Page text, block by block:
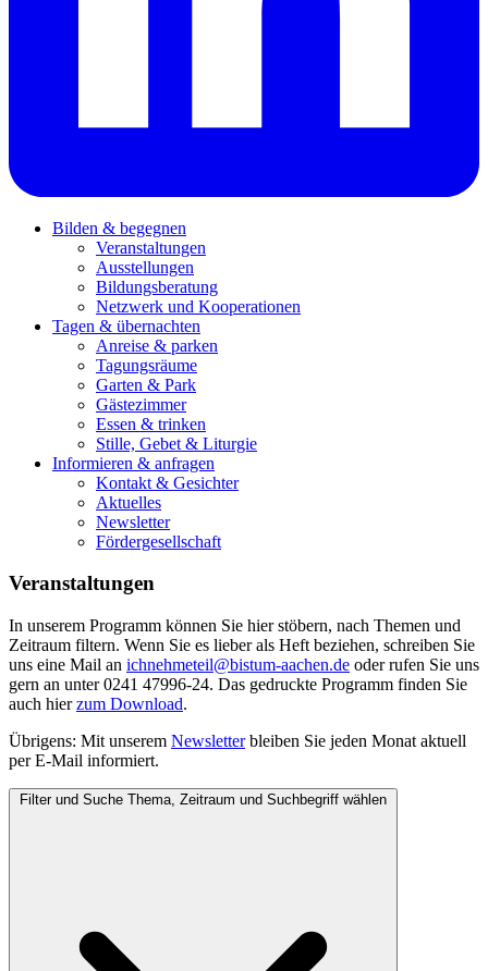
Bilden & begegnen
Veranstaltungen
Ausstellungen
Bildungsberatung
Netzwerk und Kooperationen
Tagen & übernachten
Anreise & parken
Tagungsräume
Garten & Park
Gästezimmer
Essen & trinken
Stille, Gebet & Liturgie
Informieren & anfragen
Kontakt & Gesichter
Aktuelles
Newsletter
Fördergesellschaft
Veranstaltungen
In unserem Programm können Sie hier stöbern, nach Themen und
Zeitraum filtern. Wenn Sie es lieber als Heft beziehen, schreiben Sie
uns eine Mail an ichnehmeteil@bistum-aachen.de oder rufen Sie uns
gern an unter 0241 47996-24. Das gedruckte Programm finden Sie
auch hierzum Download.
Übrigens: Mit unserem Newsletterbleiben Sie jeden Monat aktuell
per E-Mail informiert.
Filter und Suche Thema, Zeitraum und Suchbegriff wählen